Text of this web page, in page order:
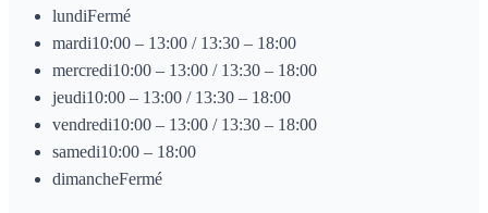
lundiFermé
mardi10:00 – 13:00 / 13:30 – 18:00
mercredi10:00 – 13:00 / 13:30 – 18:00
jeudi10:00 – 13:00 / 13:30 – 18:00
vendredi10:00 – 13:00 / 13:30 – 18:00
samedi10:00 – 18:00
dimancheFermé